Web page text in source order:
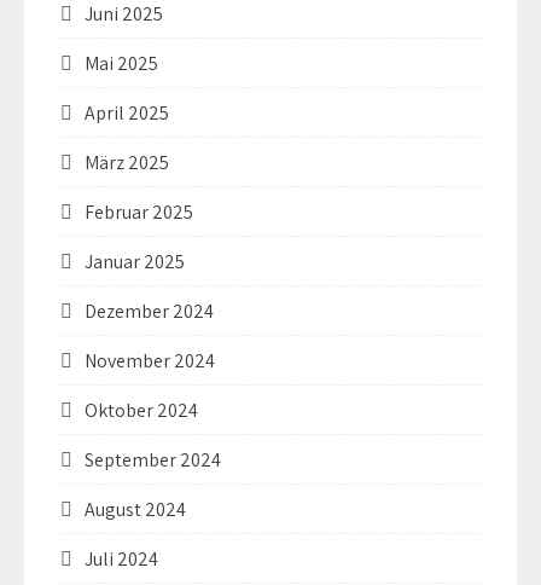
Juni 2025
Mai 2025
April 2025
März 2025
Februar 2025
Januar 2025
Dezember 2024
November 2024
Oktober 2024
September 2024
August 2024
Juli 2024